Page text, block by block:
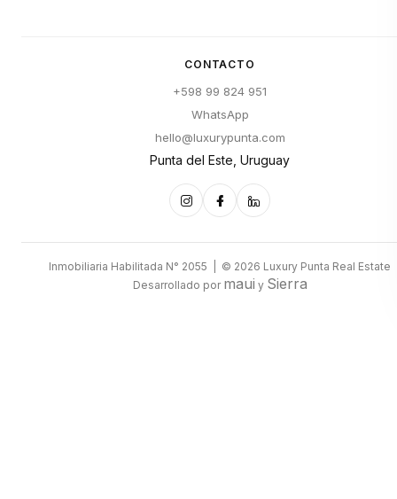
CONTACTO
+598 99 824 951
WhatsApp
hello@luxurypunta.com
Punta del Este, Uruguay
Inmobiliaria Habilitada N° 2055 | © 2026 Luxury Punta Real Estate
Desarrollado por maui y Sierra